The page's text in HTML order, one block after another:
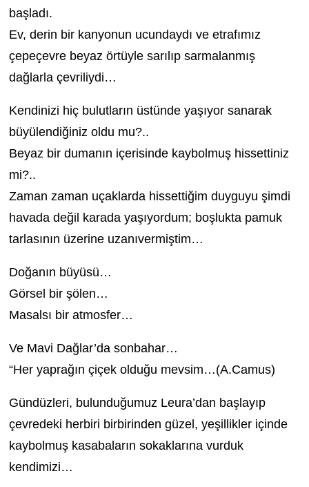
başladı.
Ev, derin bir kanyonun ucundaydı ve etrafımız
çepeçevre beyaz örtüyle sarılıp sarmalanmış
dağlarla çevriliydi…
Kendinizi hiç bulutların üstünde yaşıyor sanarak
büyülendiğiniz oldu mu?..
Beyaz bir dumanın içerisinde kaybolmuş hissettiniz
mi?..
Zaman zaman uçaklarda hissettiğim duyguyu şimdi
havada değil karada yaşıyordum; boşlukta pamuk
tarlasının üzerine uzanıvermiştim…
Doğanın büyüsü…
Görsel bir şölen…
Masalsı bir atmosfer…
Ve Mavi Dağlar’da sonbahar…
“Her yaprağın çiçek olduğu mevsim…(A.Camus)
Gündüzleri, bulunduğumuz Leura’dan başlayıp
çevredeki herbiri birbirinden güzel, yeşillikler içinde
kaybolmuş kasabaların sokaklarına vurduk
kendimizi…